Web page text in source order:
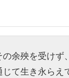
の余殃を受け
じて生き永らえ